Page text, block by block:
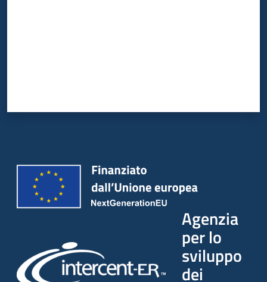
Agenzia
per lo
sviluppo
dei